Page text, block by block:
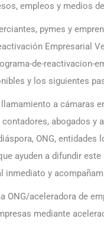
empleos y medios
pymes y
Empresarial
de-reactivacion-
y los siguientes
a cámaras
abogados y
ONG, entidades
ayuden a difundir
inmediato y
ONG/aceleradora de
mediante